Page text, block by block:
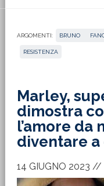
ARGOMENTI: BRUNO
RESISTENZA
Marley,
dimostra
l’amore da
diventare
14 GIUGNO 2023 //